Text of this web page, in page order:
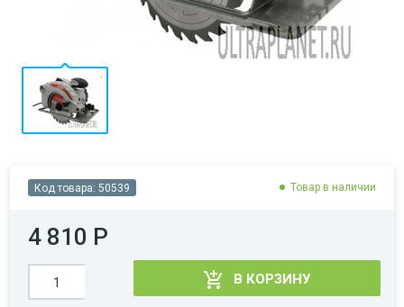
Код товара: 50539 Товар в наличии
4 810 Р
В КОРЗИНУ